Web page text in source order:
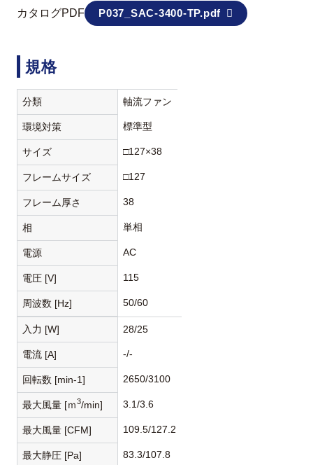
カタログPDF P037_SAC-3400-TP.pdf
規格
分類 軸流ファン
環境対策 標準型
サイズ □127×38
フレームサイズ □127
フレーム厚さ 38
相 単相
電源 AC
電圧 [V] 115
周波数 [Hz] 50/60
入力 [W] 28/25
電流 [A] -/-
回転数 [min-1] 2650/3100
最大風量 [ｍ3/min] 3.1/3.6
最大風量 [CFM] 109.5/127.2
最大静圧 [Pa] 83.3/107.8